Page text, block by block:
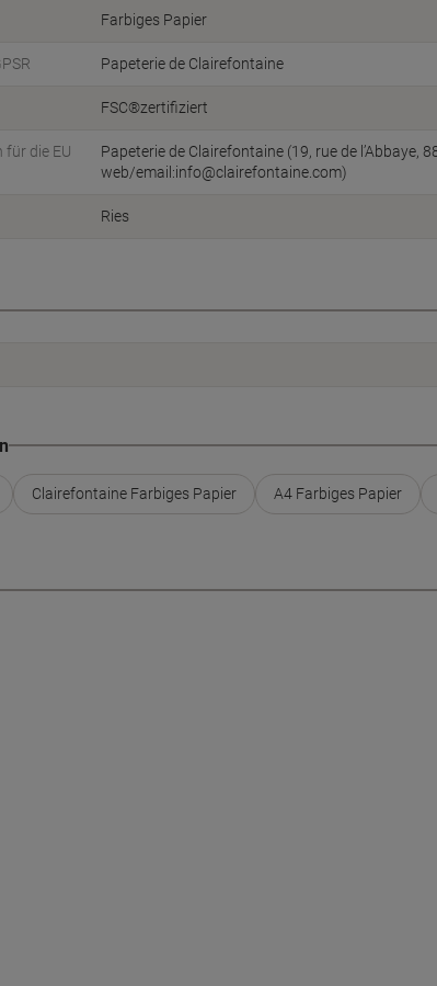
Farbiges Papier
Papeterie de Clairefontaine
FSC®zertifiziert
die EU
Papeterie de Clairefontaine (19, rue de l’Abbaye,
web/email:info@clairefontaine.com)
Ries
Clairefontaine Farbiges Papier A4 Farbiges Papier